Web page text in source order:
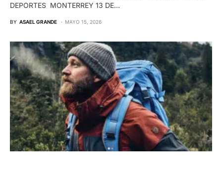
DEPORTES MONTERREY 13 DE…
BY ASAEL GRANDE MAYO 15, 2026